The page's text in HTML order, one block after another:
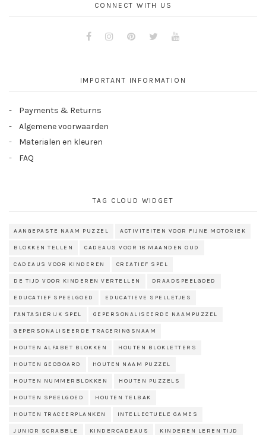
CONNECT WITH US
FacebookInstagramPinterestTwitter
IMPORTANT INFORMATION
Payments & Returns
Algemene voorwaarden
Materialen en kleuren
FAQ
TAG CLOUD WIDGET
AANGEPASTE NAAM PUZZEL ACTIVITEITEN VOOR FIJNE MOTORIEK
BLOKKEN TELLEN CADEAUS VOOR 18 MAANDEN OUD
CADEAUS VOOR KINDEREN CREATIEF SPEL
DE TIJD VOOR KINDEREN VERTELLEN DRAADSPEELGOED
EDUCATIEF SPEELGOED EDUCATIEVE SPELLETJES
FANTASIERIJK SPEL GEPERSONALISEERDE NAAMPUZZEL
GEPERSONALISEERDE TRACERINGSNAAM
HOUTEN ALFABET BLOKKEN HOUTEN BLOKLETTERS
HOUTEN GEOBOARD HOUTEN NAAM PUZZEL
HOUTEN NUMMERBLOKKEN HOUTEN PUZZELS
HOUTEN SPEELGOED HOUTEN TELBAK
HOUTEN TRACEERPLANKEN INTELLECTUELE GAMES
JUNIOR SCRABBLE KINDERCADEAUS KINDEREN LEREN TIJD